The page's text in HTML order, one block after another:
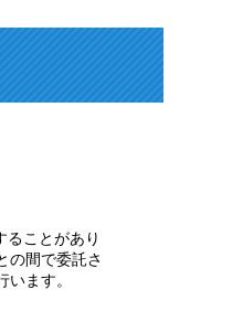
ことがあり
の間で委託さ
ます。